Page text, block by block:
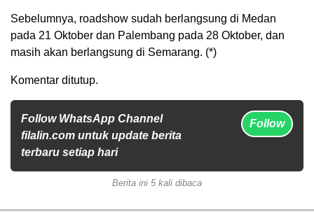
Sebelumnya, roadshow sudah berlangsung di Medan
pada 21 Oktober dan Palembang pada 28 Oktober, dan
masih akan berlangsung di Semarang. (*)
Komentar ditutup.
Follow WhatsApp Channel
filalin.com untuk update berita
terbaru setiap hari
Follow
Berita ini 5 kali dibaca